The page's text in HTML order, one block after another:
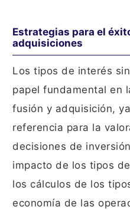
Estrategias para el
adquisiciones
Los tipos de interés
papel fundamental en
fusión y adquisición,
referencia para la
decisiones de
impacto de los tipos
los cálculos de los
economía de las